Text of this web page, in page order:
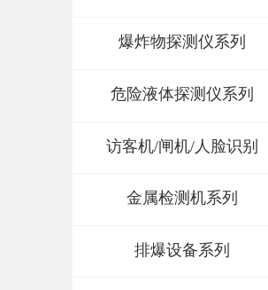
爆炸物探测仪系列
危险液体探测仪系列
访客机/闸机/人脸识别
金属检测机系列
排爆设备系列